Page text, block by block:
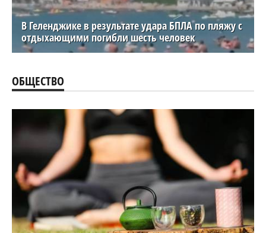
В Геленджике в результате удара БПЛА по пляжу с
отдыхающими погибли шесть человек
ОБЩЕСТВО